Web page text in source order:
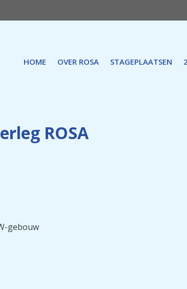
HOME OVER ROSA STAGEPLAATSEN
ROSA
gebouw